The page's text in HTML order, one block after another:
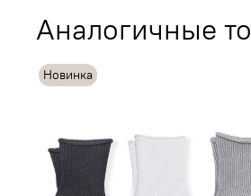
Аналогичные
Новинка